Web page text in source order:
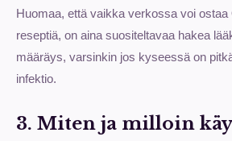
Huomaa, että vaikka verkossa voi
reseptiä, on aina suositeltavaa hakea
määräys, varsinkin jos kyseessä on
infektio.
3. Miten ja milloin